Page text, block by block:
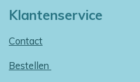
Klantenservice
Contact
Bestellen